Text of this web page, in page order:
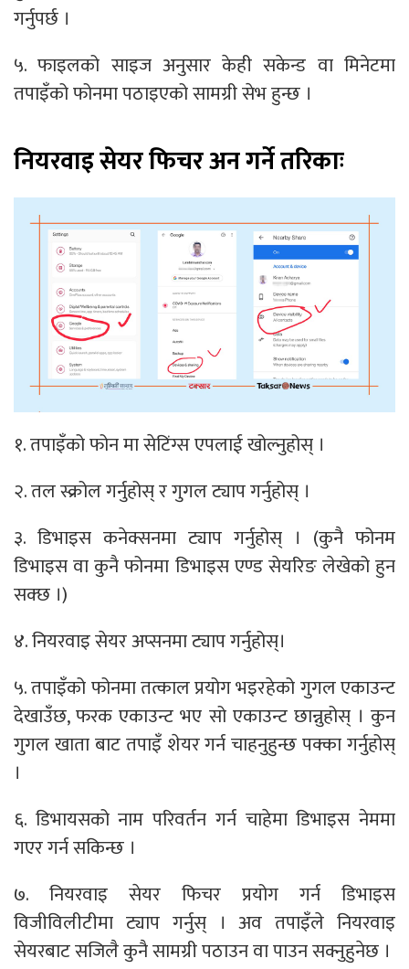
गर्नुपर्छ ।
५. फाइलको साइज अनुसार केही सकेन्ड वा मिनेटमा
तपाइँको फोनमा पठाइएको सामग्री सेभ हुन्छ ।
नियरवाइ सेयर फिचर अन गर्ने तरिकाः
१. तपाइँको फोन मा सेटिंग्स एपलाई खोल्नुहोस् ।
२. तल स्क्रोल गर्नुहोस् र गुगल ट्याप गर्नुहोस् ।
३. डिभाइस कनेक्सनमा ट्याप गर्नुहोस् । (कुनै फोनम
डिभाइस वा कुनै फोनमा डिभाइस एण्ड सेयरिङ लेखेको हुन
सक्छ ।)
४. नियरवाइ सेयर अप्सनमा ट्याप गर्नुहोस्।
५. तपाइँको फोनमा तत्काल प्रयोग भइरहेको गुगल एकाउन्ट
देखाउँछ, फरक एकाउन्ट भए सो एकाउन्ट छान्नुहोस् । कुन
गुगल खाता बाट तपाइँ शेयर गर्न चाहनुहुन्छ पक्का गर्नुहोस्
।
६. डिभायसको नाम परिवर्तन गर्न चाहेमा डिभाइस नेममा
गएर गर्न सकिन्छ ।
७. नियरवाइ सेयर फिचर प्रयोग गर्न डिभाइस
विजीविलीटीमा ट्याप गर्नुस् । अव तपाइँले नियरवाइ
सेयरबाट सजिलै कुनै सामग्री पठाउन वा पाउन सक्नुहुनेछ ।